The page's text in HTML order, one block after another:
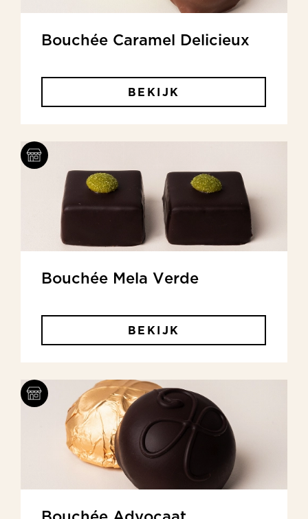
Bouchée Caramel Delicieux
BEKIJK
Bouchée Mela Verde
BEKIJK